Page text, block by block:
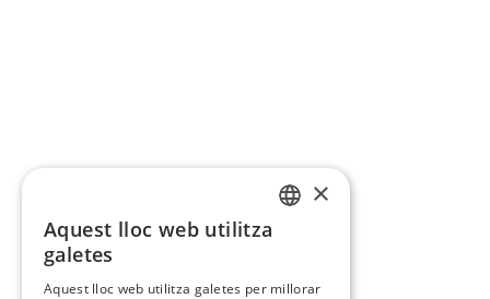
×
Aquest lloc web utilitza
galetes
Aquest lloc web utilitza galetes per millorar